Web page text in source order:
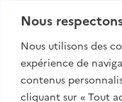
Nous
Nous utilisons des
expérience de
contenus
cliquant sur « Tout